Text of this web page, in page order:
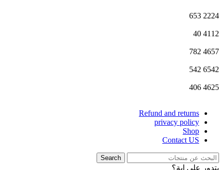
2224
653
4112
40
4657
782
6542
542
4625
406
Refund and returns
privacy policy
Shop
Contact US
Search
بتدور على اية؟